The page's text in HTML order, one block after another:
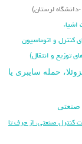
لرستان)
کنترل و اتوماسیون
توزیع و انتقال)
حمله سایبری یا
صنعتی
کنترل صنعتی، از حرف تا